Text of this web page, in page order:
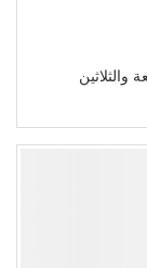
والثلاثين